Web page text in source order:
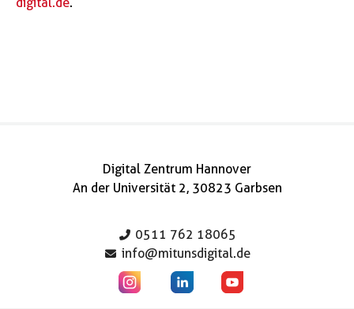
Digital Zentrum Hannover
An der Universität 2, 30823 Garbsen
0511 762 18065
info@mitunsdigital.de